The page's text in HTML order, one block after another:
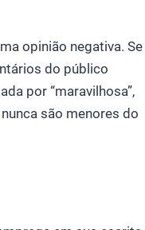
opinião negativa. Se
do público
por “maravilhosa”,
são menores do